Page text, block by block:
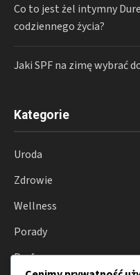
Co to jest żel intymny
codziennego życia?
Jaki SPF na zimę wybrać
Kategorie
Uroda
Zdrowie
Wellness
Porady
Perfumy